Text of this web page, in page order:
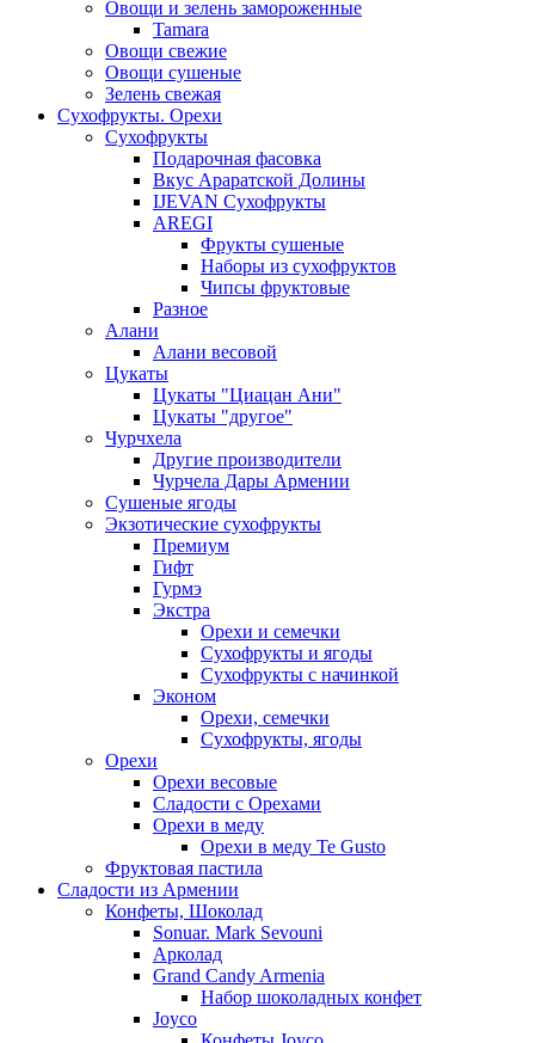
Овощи и зелень замороженные
Tamara
Овощи свежие
Овощи сушеные
Зелень свежая
Сухофрукты. Орехи
Сухофрукты
Подарочная фасовка
Вкус Араратской Долины
IJEVAN Сухофрукты
AREGI
Фрукты сушеные
Наборы из сухофруктов
Чипсы фруктовые
Разное
Алани
Алани весовой
Цукаты
Цукаты "Циацан Ани"
Цукаты "другое"
Чурчхела
Другие производители
Чурчела Дары Армении
Сушеные ягоды
Экзотические сухофрукты
Премиум
Гифт
Гурмэ
Экстра
Орехи и семечки
Сухофрукты и ягоды
Сухофрукты с начинкой
Эконом
Орехи, семечки
Сухофрукты, ягоды
Орехи
Орехи весовые
Сладости с Орехами
Орехи в меду
Орехи в меду Te Gusto
Фруктовая пастила
Сладости из Армении
Конфеты, Шоколад
Sonuar. Mark Sevouni
Арколад
Grand Candy Armenia
Набор шоколадных конфет
Joyco